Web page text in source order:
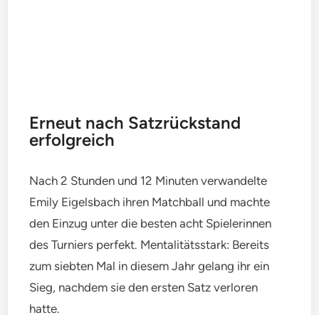
Erneut nach Satzrückstand
erfolgreich
Nach 2 Stunden und 12 Minuten verwandelte
Emily Eigelsbach ihren Matchball und machte
den Einzug unter die besten acht Spielerinnen
des Turniers perfekt. Mentalitätsstark: Bereits
zum siebten Mal in diesem Jahr gelang ihr ein
Sieg, nachdem sie den ersten Satz verloren
hatte.